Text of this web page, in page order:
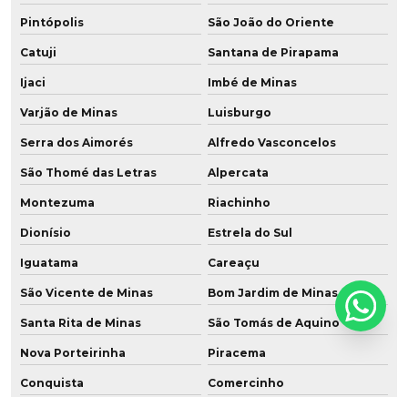
Pintópolis São João do Oriente
Catuji Santana de Pirapama
Ijaci Imbé de Minas
Varjão de Minas Luisburgo
Serra dos Aimorés Alfredo Vasconcelos
São Thomé das Letras Alpercata
Montezuma Riachinho
Dionísio Estrela do Sul
Iguatama Careaçu
São Vicente de Minas Bom Jardim de Minas
Santa Rita de Minas São Tomás de Aquino
Nova Porteirinha Piracema
Conquista Comercinho